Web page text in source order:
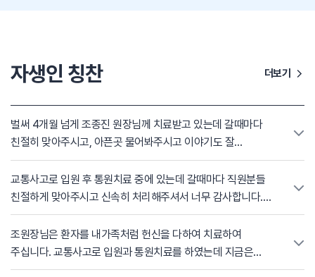
자생인 칭찬 더보기
벌써 4개월 넘게 조종진 원장님께 치료받고 있는데 갈때마다
친절히 맞아주시고, 아픈곳 물어봐주시고 이야기도 잘
들어주십니다. 직원분들도 매번 신속하고 깔끔하게
일처리해주시고 친절하셔서 매번 감사해하고 있습니다^^/ 너무
감사합니다~
교통사고로 입원 후 통원치료 중에 있는데 갈때마다 직원분들
친절하게 맞아주시고 신속히 처리해주셔서 너무 감사합니다.
그리고 조종진 원장님 이야기도 잘 들어주시고 치료 잘 해주셔서
항상 감사합니다~~~
조원장님은 환자를 내가족처럼 헌신을 다하여 치료하여
주십니다. 교통사고로 입원과 통원치료를 하였는데 지금은
사고전보다 허리가 더. 건강해 졌습니다. 교통사고후 치료